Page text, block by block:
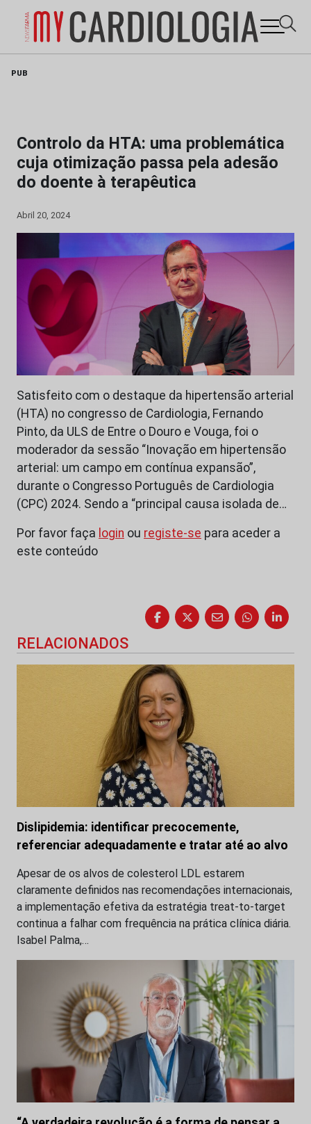
PUB
Controlo da HTA: uma problemática
cuja otimização passa pela adesão
do doente à terapêutica
Abril 20, 2024
Satisfeito com o destaque da hipertensão arterial
(HTA) no congresso de Cardiologia, Fernando
Pinto, da ULS de Entre o Douro e Vouga, foi o
moderador da sessão “Inovação em hipertensão
arterial: um campo em contínua expansão”,
durante o Congresso Português de Cardiologia
(CPC) 2024. Sendo a “principal causa isolada de…
Por favor faça login ou registe-se para aceder a
este conteúdo
RELACIONADOS
Dislipidemia: identificar precocemente,
referenciar adequadamente e tratar até ao alvo
Apesar de os alvos de colesterol LDL estarem
claramente definidos nas recomendações internacionais,
a implementação efetiva da estratégia treat-to-target
continua a falhar com frequência na prática clínica diária.
Isabel Palma,…